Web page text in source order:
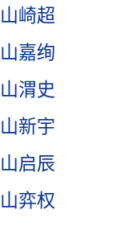
山崎超
山嘉绚
山渭史
山新宇
山启辰
山弈权